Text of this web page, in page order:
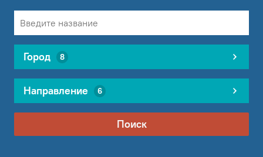
Город 8
Направление 6
Поиск